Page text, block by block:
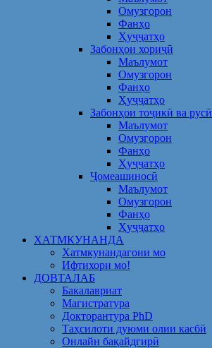
Омузгорон
Фанҳо
Ҳуҷҷатҳо
Забонҳои хориҷӣ
Маълумот
Омузгорон
Фанҳо
Ҳуҷҷатҳо
Забонҳои тоҷикӣ ва русӣ
Маълумот
Омузгорон
Фанҳо
Ҳуҷҷатҳо
Ҷомеашиносӣ
Маълумот
Омузгорон
Фанҳо
Ҳуҷҷатҳо
ХАТМКУНАНДА
Хатмкунандагони мо
Ифтихори мо!
ДОВТАЛАБ
Бакалавриат
Магистратура
Докторантура PhD
Таҳсилоти дуюми олии касбӣ
Онлайн бақайдгирӣ